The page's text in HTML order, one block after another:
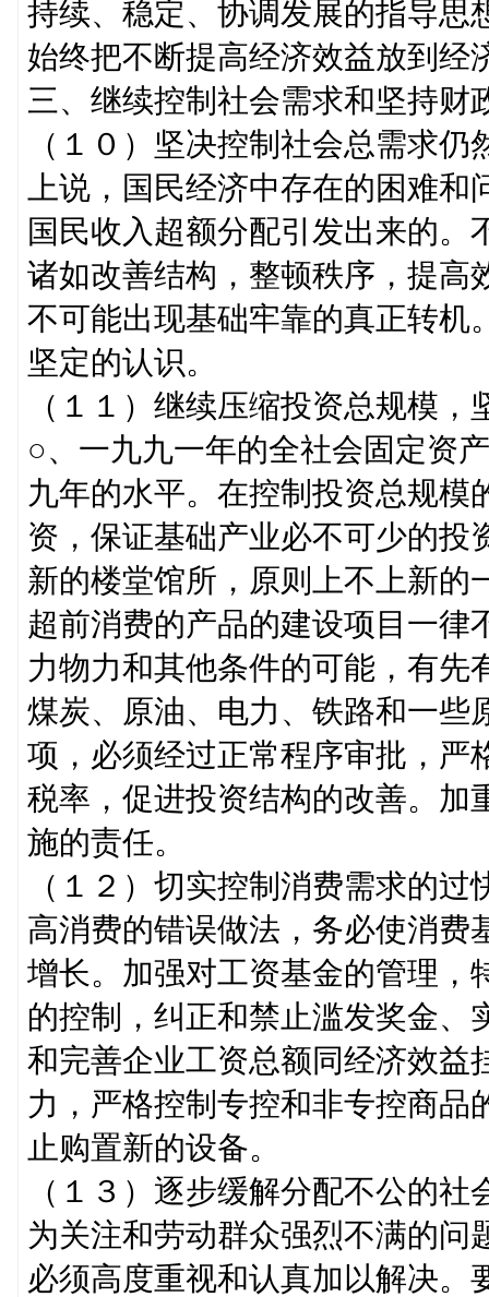
持续、稳定、协调发展的指导思
始终把不断提高经济效益放到经
三、继续控制社会需求和坚持财
（１０）坚决控制社会总需求
上说，国民经济中存在的困难
国民收入超额分配引发出来的
诸如改善结构，整顿秩序，提高
不可能出现基础牢靠的真正转机
坚定的认识。
（１１）继续压缩投资总规模
○、一九九一年的全社会固定资
九年的水平。在控制投资总规模
资，保证基础产业必不可少的投
新的楼堂馆所，原则上不上新的
超前消费的产品的建设项目一律
力物力和其他条件的可能，有先
煤炭、原油、电力、铁路和一些
项，必须经过正常程序审批，严
税率，促进投资结构的改善。加
施的责任。
（１２）切实控制消费需求的
高消费的错误做法，务必使消费
增长。加强对工资基金的管理，
的控制，纠正和禁止滥发奖金、
和完善企业工资总额同经济效益
力，严格控制专控和非专控商品
止购置新的设备。
（１３）逐步缓解分配不公的
为关注和劳动群众强烈不满的问
必须高度重视和认真加以解决。